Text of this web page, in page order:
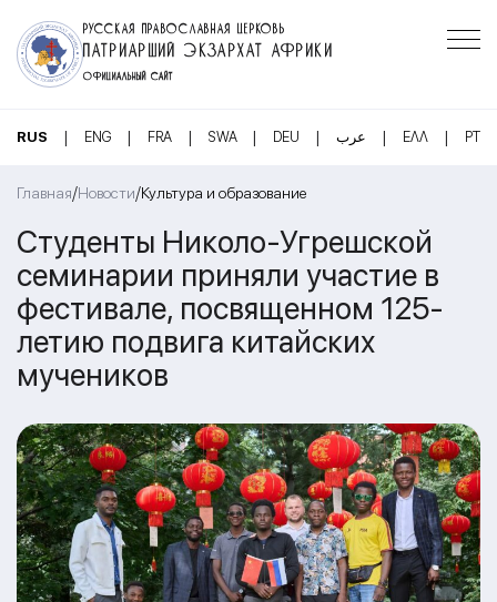
РУССКАЯ ПРАВОСЛАВНАЯ ЦЕРКОВЬ
ПАТРИАРШИЙ ЭКЗАРХАТ АФРИКИ
ОФИЦИАЛЬНЫЙ САЙТ
RUS | ENG | FRA | SWA | DEU | عرب | ΕΛΛ | PT
Главная/Новости/Культура и образование
Студенты Николо-Угрешской
семинарии приняли участие в
фестивале, посвященном 125-
летию подвига китайских
мучеников